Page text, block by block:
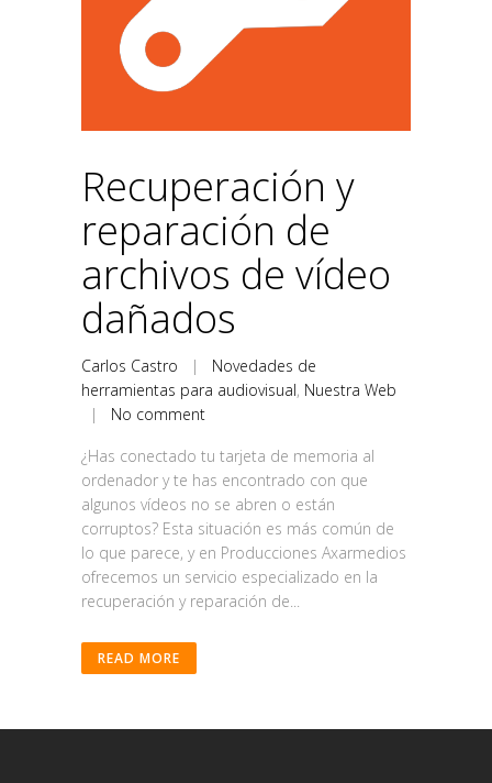
Recuperación y
reparación de
archivos de vídeo
dañados
Carlos Castro | Novedades de
herramientas para audiovisual, Nuestra Web
| No comment
¿Has conectado tu tarjeta de memoria al
ordenador y te has encontrado con que
algunos vídeos no se abren o están
corruptos? Esta situación es más común de
lo que parece, y en Producciones Axarmedios
ofrecemos un servicio especializado en la
recuperación y reparación de...
READ MORE